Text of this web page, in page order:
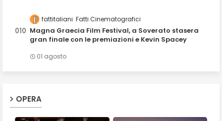
fattitaliani Fatti Cinematografici
Magna Graecia Film Festival, a Soverato stasera
gran finale con le premiazioni e Kevin Spacey
01 agosto
OPERA